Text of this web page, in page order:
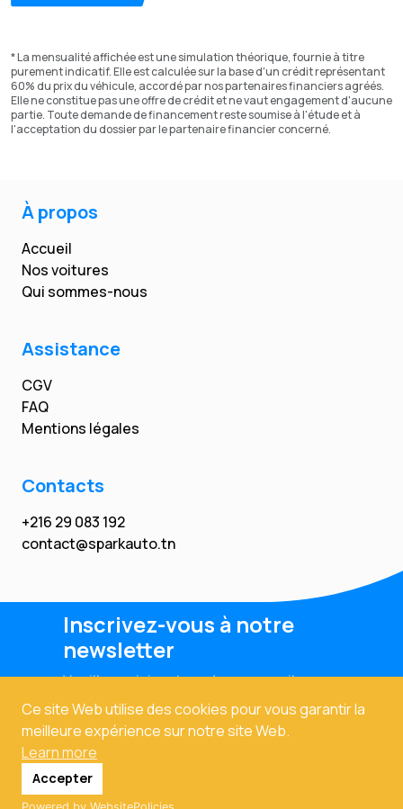
Ce site Web utilise des cookies pour vous garantir la
meilleure expérience sur notre site Web.
Learn more
Accepter
* La mensualité affichée est une simulation théorique, fournie à titre
purement indicatif. Elle est calculée sur la base d'un crédit représentant
60% du prix du véhicule, accordé par nos partenaires financiers agréés.
Elle ne constitue pas une offre de crédit et ne vaut engagement d'aucune
partie. Toute demande de financement reste soumise à l'étude et à
l'acceptation du dossier par le partenaire financier concerné.
À propos
Accueil
Nos voitures
Qui sommes-nous
Assistance
CGV
FAQ
Mentions légales
Contacts
+216 29 083 192
contact@sparkauto.tn
Inscrivez-vous à notre
newsletter
Veuillez saisir votre adresse email